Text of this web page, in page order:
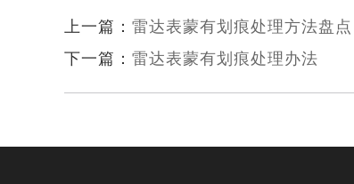
上一篇： 雷达表蒙有划痕处理方法盘点
下一篇： 雷达表蒙有划痕处理办法